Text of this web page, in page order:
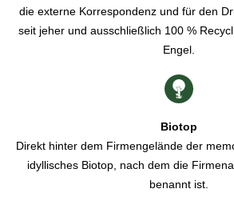
die externe Korrespondenz und für den
seit jeher und ausschließlich 100 %
Engel.
Biotop
Direkt hinter dem Firmengelände der
idyllisches Biotop, nach dem die
benannt ist.